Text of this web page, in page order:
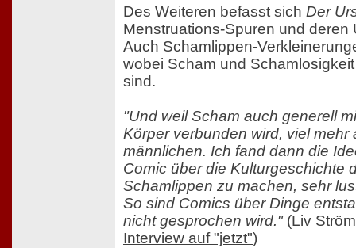
Des Weiteren befasst sich Der
Menstruations-Spuren und deren
Auch Schamlippen-
wobei Scham und
sind.
"Und weil Scham auch generell
Körper verbunden wird, viel mehr
männlichen. Ich fand dann die
Comic über die Kulturgeschichte
Schamlippen zu machen, sehr
So sind Comics über Dinge
nicht gesprochen wird."(Liv
Interview auf "jetzt")